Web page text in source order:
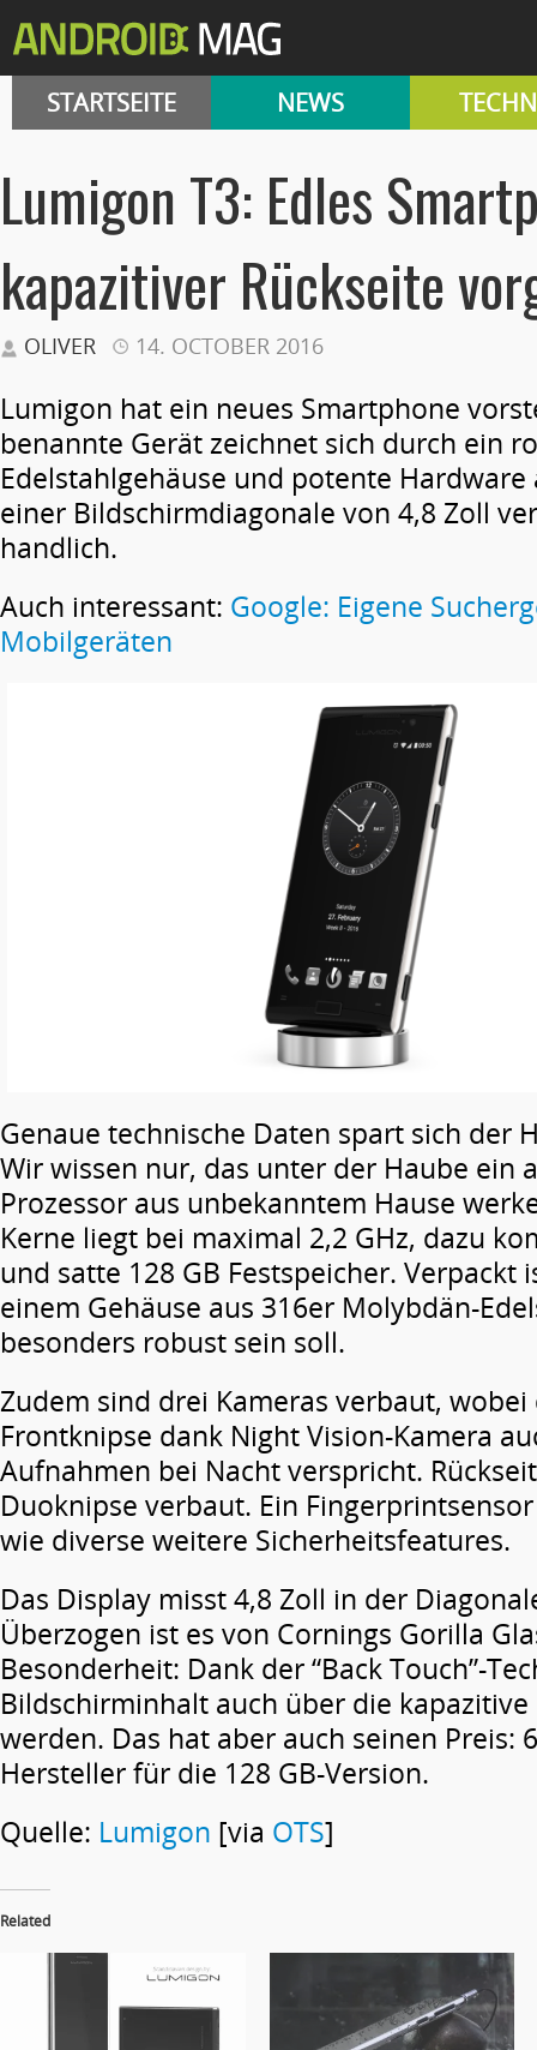
STARTSEITE NEWS
Lumigon T3: Edles
kapazitiver Rückseite
OLIVER 14. OCTOBER 2016
Lumigon hat ein neues Smartphone
benannte Gerät zeichnet sich durch ein
Edelstahlgehäuse und potente
einer Bildschirmdiagonale von 4,8 Zoll
handlich.
Auch interessant: Google: Eigene
Mobilgeräten
Genaue technische Daten spart sich der
Wir wissen nur, das unter der Haube ein
Prozessor aus unbekanntem Hause
Kerne liegt bei maximal 2,2 GHz, dazu
und satte 128 GB Festspeicher. Verpackt
einem Gehäuse aus 316er Molybdän-
besonders robust sein soll.
Zudem sind drei Kameras verbaut, wobei
Frontknipse dank Night Vision-Kamera
Aufnahmen bei Nacht verspricht.
Duoknipse verbaut. Ein
wie diverse weitere Sicherheitsfeatures.
Das Display misst 4,8 Zoll in der
Überzogen ist es von Cornings Gorilla
Besonderheit: Dank der “Back Touch”-
Bildschirminhalt auch über die
werden. Das hat aber auch seinen Preis:
Hersteller für die 128 GB-Version.
Quelle: Lumigon [via OTS]
Related